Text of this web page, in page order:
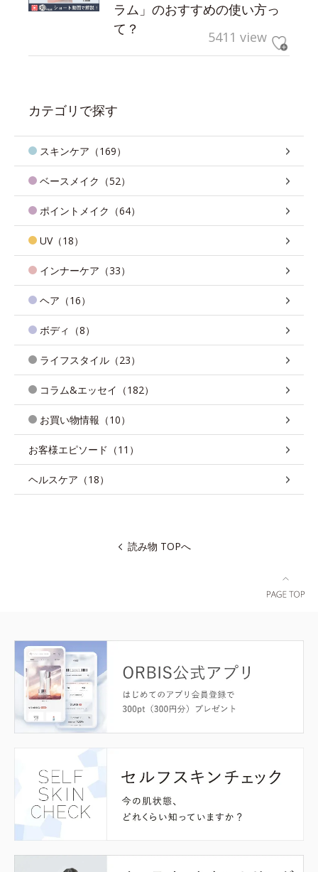
ラム」のおすすめの使い方っ
て？
5411 view
カテゴリで探す
スキンケア（169）
ベースメイク（52）
ポイントメイク（64）
UV（18）
インナーケア（33）
ヘア（16）
ボディ（8）
ライフスタイル（23）
コラム&エッセイ（182）
お買い物情報（10）
お客様エピソード（11）
ヘルスケア（18）
読み物 TOPへ